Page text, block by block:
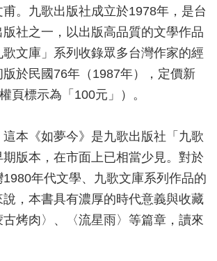
。九歌出版社成立於1978年，是台
社之一，以出版高品質的文學作品
文庫」系列收錄眾多台灣作家的經
於民國76年（1987年），定價新
頁標示為「100元」）。
本《如夢今》是九歌出版社「九歌
版本，在市面上已相當少見。對於
年代文學、九歌文庫系列作品的
，本書具有濃厚的時代意義與收藏
烤肉〉、〈流星雨〉等篇章，讀來